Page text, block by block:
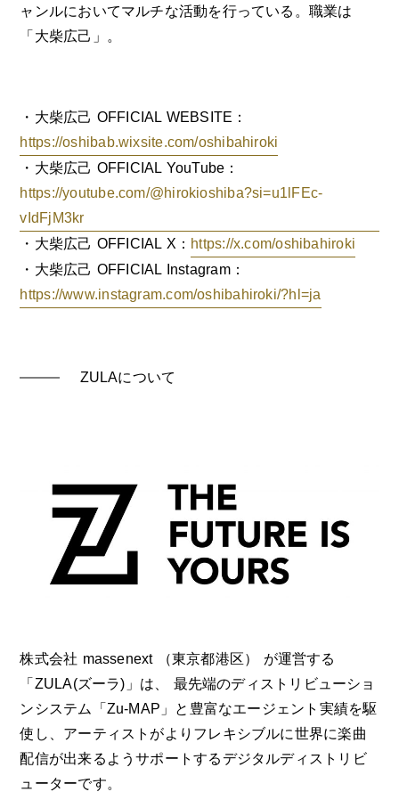
ャンルにおいてマルチな活動を行っている。職業は
「大柴広己」。
・大柴広己 OFFICIAL WEBSITE：
https://oshibab.wixsite.com/oshibahiroki
・大柴広己 OFFICIAL YouTube：
https://youtube.com/@hirokioshiba?si=u1lFEc-
vIdFjM3kr
・大柴広己 OFFICIAL X： https://x.com/oshibahiroki
・大柴広己 OFFICIAL Instagram：
https://www.instagram.com/oshibahiroki/?hl=ja
ZULAについて
株式会社 massenext （東京都港区） が運営する
「ZULA(ズーラ)」は、 最先端のディストリビューショ
ンシステム「Zu-MAP」と豊富なエージェント実績を駆
使し、アーティストがよりフレキシブルに世界に楽曲
配信が出来るようサポートするデジタルディストリビ
ューターです。